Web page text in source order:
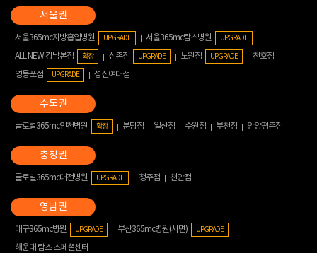
서울365mc지방흡입병원 UPGRADE 서울365mc람스병원 UPGRADE
ALL NEW 강남본점 확장 신촌점 UPGRADE 노원점 UPGRADE
천호점
영등포점
UPGRADE 성신여대점
글로벌365mc인천병원 확장 분당점 일산점 수원점 부천점 안양평촌점
글로벌365mc대전병원 UPGRADE 청주점 천안점
대구365mc병원 UPGRADE 부산365mc병원(서면) UPGRADE
해운대 람스 스페셜센터